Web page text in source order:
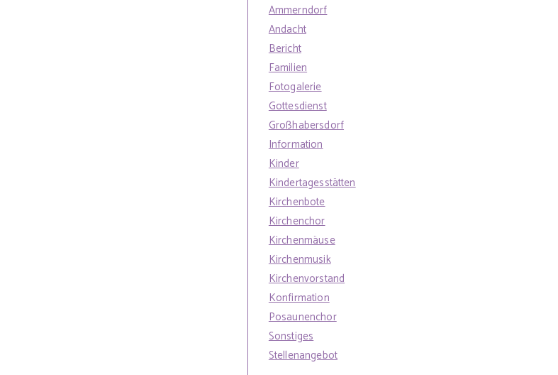
Ammerndorf
Andacht
Bericht
Familien
Fotogalerie
Gottesdienst
Großhabersdorf
Information
Kinder
Kindertagesstätten
Kirchenbote
Kirchenchor
Kirchenmäuse
Kirchenmusik
Kirchenvorstand
Konfirmation
Posaunenchor
Sonstiges
Stellenangebot